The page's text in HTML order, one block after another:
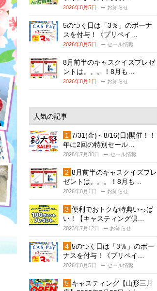
2026年8月5日 お知らせ
5のつく日は「3％」のボーナ
スを付与！《プリペイ…
2026年8月5日 セール情報
8月前半のキャスクイズプレゼ
ントは。。。！8月も…
2026年8月1日 お知らせ
人気の記事
7/31(金)～8/16(日)開催！！
年に2回の特別セール…
2026年7月30日 セール情報
8月前半のキャスクイズプレ
ゼントは。。。！8月も…
2026年8月1日 お知らせ
便利でおトクな特典いっぱ
い！【キャスティング倶…
2023年7月12日 お知らせ
5のつく日は「3％」のボー
ナスを付与！《プリペイ…
2026年8月5日 セール情報
キャスティング【山形三川